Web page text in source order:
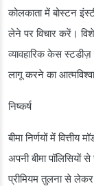
कोलकाता में बोस्टन
लेने पर विचार करें।
व्यावहारिक केस
लागू करने का
निष्कर्ष
बीमा निर्णयों में
अपनी बीमा
प्रीमियम तुलना से